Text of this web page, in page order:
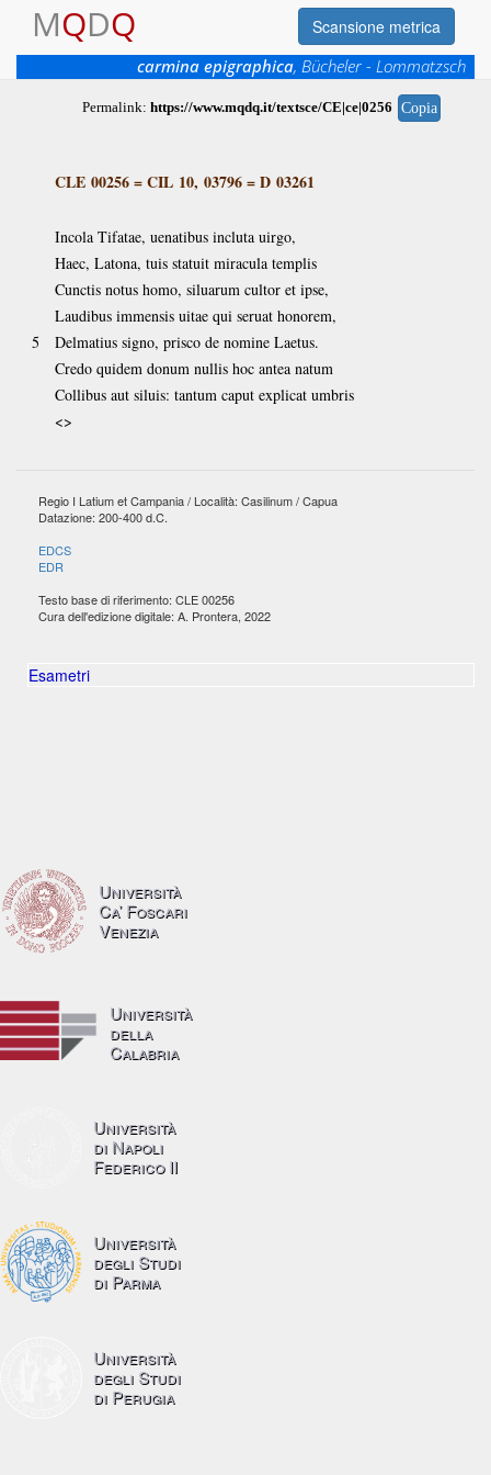
MQDQ
Scansione metrica
carmina epigraphica, Bücheler - Lommatzsch
Permalink: https://www.mqdq.it/textsce/CE|ce|0256 Copia
CLE 00256=CIL 10, 03796=D 03261
Incola Tifatae, uenatibus incluta uirgo,
Haec, Latona, tuis statuit miracula templis
Cunctis notus homo, siluarum cultor et ipse,
Laudibus immensis uitae qui seruat honorem,
5
Delmatius signo, prisco de nomine Laetus.
Credo quidem donum nullis hoc antea natum
Collibus aut siluis: tantum caput explicat umbris
<>
Regio I Latium et Campania / Località: Casilinum / Capua
Datazione: 200-400 d.C.
EDCS
EDR
Testo base di riferimento: CLE 00256
Cura dell'edizione digitale: A. Prontera, 2022
Esametri
Università
Ca’ Foscari
Venezia
Università
della
Calabria
Università
di Napoli
Federico II
Università
degli Studi
di Parma
Università
degli Studi
di Perugia